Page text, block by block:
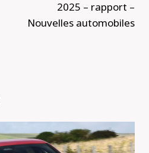
2025 – rapport –
Nouvelles automobiles